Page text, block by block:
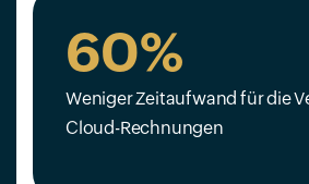
60%
Weniger Zeitaufwand für die
Cloud-Rechnungen